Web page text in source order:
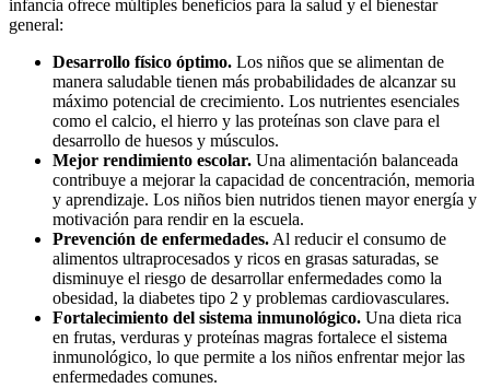
infancia ofrece múltiples beneficios para la salud y el bienestar
general:
Desarrollo físico óptimo. Los niños que se alimentan de
manera saludable tienen más probabilidades de alcanzar su
máximo potencial de crecimiento. Los nutrientes esenciales
como el calcio, el hierro y las proteínas son clave para el
desarrollo de huesos y músculos.
Mejor rendimiento escolar. Una alimentación balanceada
contribuye a mejorar la capacidad de concentración, memoria
y aprendizaje. Los niños bien nutridos tienen mayor energía y
motivación para rendir en la escuela.
Prevención de enfermedades. Al reducir el consumo de
alimentos ultraprocesados y ricos en grasas saturadas, se
disminuye el riesgo de desarrollar enfermedades como la
obesidad, la diabetes tipo 2 y problemas cardiovasculares.
Fortalecimiento del sistema inmunológico. Una dieta rica
en frutas, verduras y proteínas magras fortalece el sistema
inmunológico, lo que permite a los niños enfrentar mejor las
enfermedades comunes.